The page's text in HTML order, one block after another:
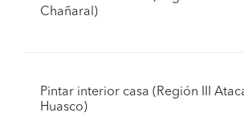
Chañaral)
Pintar interior casa (Región III
Huasco)